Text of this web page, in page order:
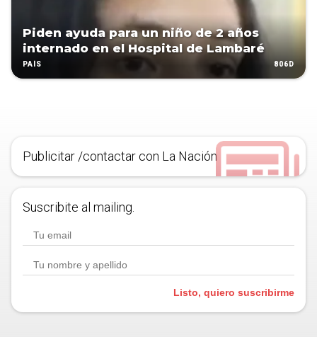
Piden ayuda para un niño de 2 años
internado en el Hospital de Lambaré
PAÍS 806D
Publicitar /contactar con La Nación
Suscribite al mailing.
Listo, quiero suscribirme